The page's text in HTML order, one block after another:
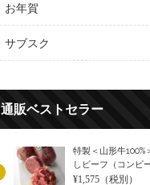
お年賀
サブスク
通販ベストセラー
特製＜山形牛100%
しビーフ（コンビ
¥1,575 （税別）